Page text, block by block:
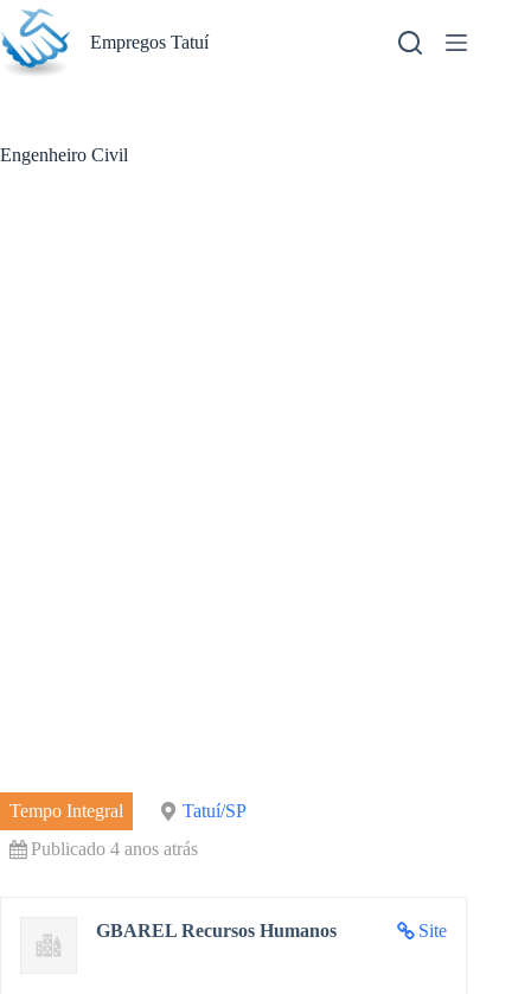
Pular
para
o
conteúdo
Empregos Tatuí
Engenheiro Civil
Tempo Integral
Tatuí/SP
Publicado 4 anos atrás
Site
GBAREL Recursos Humanos